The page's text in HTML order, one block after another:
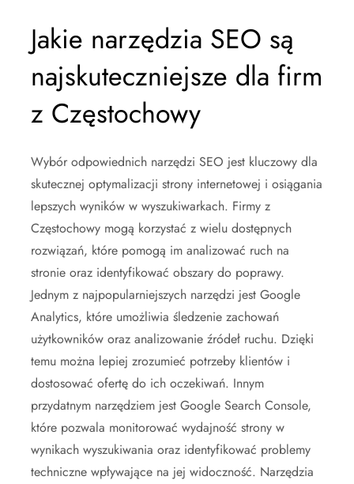
Jakie narzędzia SEO są
najskuteczniejsze dla firm
z Częstochowy
Wybór odpowiednich narzędzi SEO jest kluczowy dla
skutecznej optymalizacji strony internetowej i osiągania
lepszych wyników w wyszukiwarkach. Firmy z
Częstochowy mogą korzystać z wielu dostępnych
rozwiązań, które pomogą im analizować ruch na
stronie oraz identyfikować obszary do poprawy.
Jednym z najpopularniejszych narzędzi jest Google
Analytics, które umożliwia śledzenie zachowań
użytkowników oraz analizowanie źródeł ruchu. Dzięki
temu można lepiej zrozumieć potrzeby klientów i
dostosować ofertę do ich oczekiwań. Innym
przydatnym narzędziem jest Google Search Console,
które pozwala monitorować wydajność strony w
wynikach wyszukiwania oraz identyfikować problemy
techniczne wpływające na jej widoczność. Narzędzia